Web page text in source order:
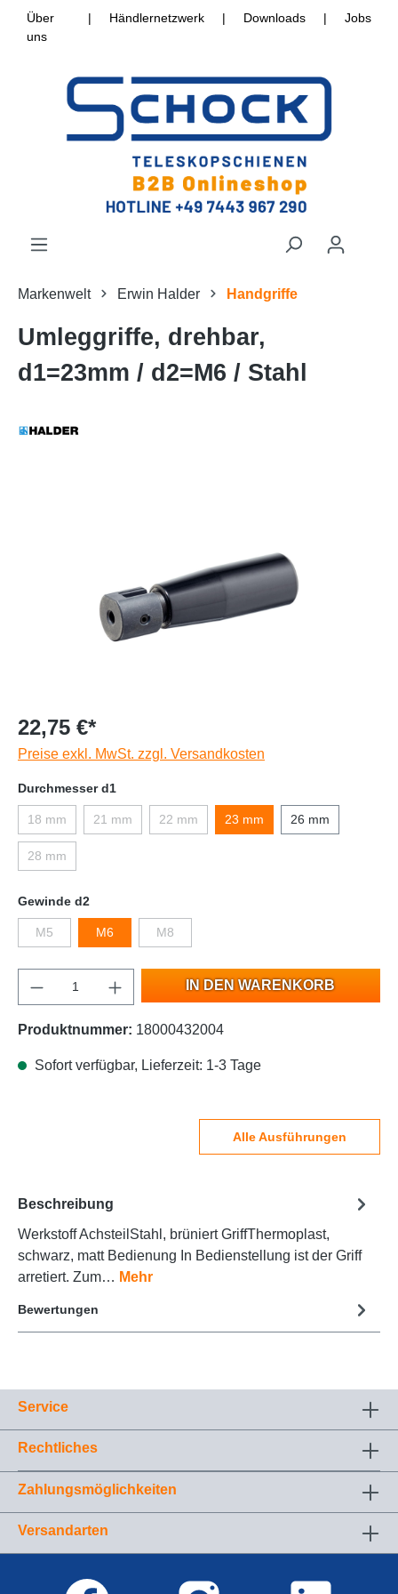
Über
uns
| Händlernetzwerk | Downloads | Jobs
Markenwelt Erwin Halder Handgriffe
Umleggriffe, drehbar,
d1=23mm / d2=M6 / Stahl
22,75 €*
Preise exkl. MwSt. zzgl. Versandkosten
Durchmesser d1
18 mm 21 mm 22 mm 23 mm 26 mm
28 mm
Gewinde d2
M5 M6 M8
IN DEN WARENKORB
Produktnummer: 18000432004
Sofort verfügbar, Lieferzeit: 1-3 Tage
Alle Ausführungen
Beschreibung
Werkstoff AchsteilStahl, brüniert GriffThermoplast,
schwarz, matt Bedienung In Bedienstellung ist der Griff
arretiert. Zum… Mehr
Bewertungen
Service
Rechtliches
Zahlungsmöglichkeiten
Versandarten